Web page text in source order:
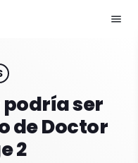
menu
ser
de Doctor
2